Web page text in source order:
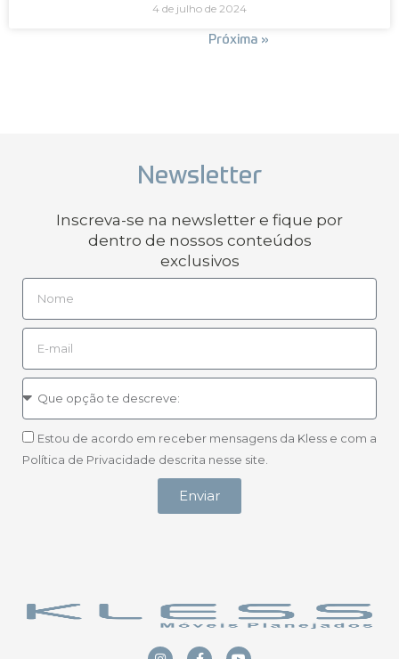
4 de julho de 2024
Próxima »
Newsletter
Inscreva-se na newsletter e fique por
dentro de nossos conteúdos
exclusivos
Estou de acordo em receber mensagens da Kless e com a
Política de Privacidade descrita nesse site.
Enviar